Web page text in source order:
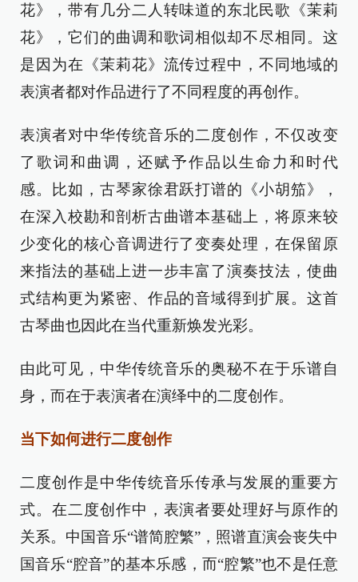
花》，带有几分二人转味道的东北民歌《茉莉
花》，它们的曲调和歌词相似却不尽相同。这
是因为在《茉莉花》流传过程中，不同地域的
表演者都对作品进行了不同程度的再创作。
表演者对中华传统音乐的二度创作，不仅改变
了歌词和曲调，还赋予作品以生命力和时代
感。比如，古琴家徐君跃打谱的《小胡笳》，
在深入校勘和剖析古曲谱本基础上，将原来较
少变化的核心音调进行了变奏处理，在保留原
来指法的基础上进一步丰富了演奏技法，使曲
式结构更为紧密、作品的音域得到扩展。这首
古琴曲也因此在当代重新焕发光彩。
由此可见，中华传统音乐的奥秘不在于乐谱自
身，而在于表演者在演绎中的二度创作。
当下如何进行二度创作
二度创作是中华传统音乐传承与发展的重要方
式。在二度创作中，表演者要处理好与原作的
关系。中国音乐“谱简腔繁”，照谱直演会丧失中
国音乐“腔音”的基本乐感，而“腔繁”也不是任意